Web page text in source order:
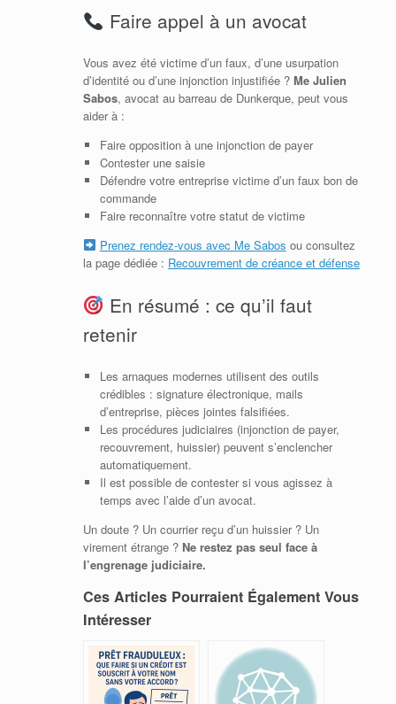
Faire appel à un avocat
Vous avez été victime d’un faux, d’une usurpation
d’identité ou d’une injonction injustifiée ? Me Julien
Sabos, avocat au barreau de Dunkerque, peut vous
aider à :
Faire opposition à une injonction de payer
Contester une saisie
Défendre votre entreprise victime d’un faux bon de
commande
Faire reconnaître votre statut de victime
Prenez rendez-vous avec Me Sabos ou consultez
la page dédiée : Recouvrement de créance et défense
En résumé : ce qu’il faut
retenir
Les arnaques modernes utilisent des outils
crédibles : signature électronique, mails
d’entreprise, pièces jointes falsifiées.
Les procédures judiciaires (injonction de payer,
recouvrement, huissier) peuvent s’enclencher
automatiquement.
Il est possible de contester si vous agissez à
temps avec l’aide d’un avocat.
Un doute ? Un courrier reçu d’un huissier ? Un
virement étrange ? Ne restez pas seul face à
l’engrenage judiciaire.
Ces Articles Pourraient Également Vous
Intéresser